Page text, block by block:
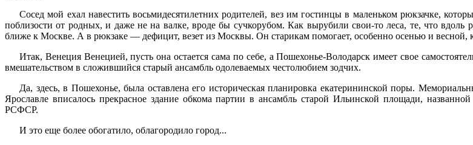
Сосед мой ехал навестить восьмидесятилетних родителей, вез им гостинцы в маленьком рюкзачке,
поблизости от родных, и даже не на валке, вроде бы сучкорубом. Как вырубили свои-то леса, те, что вдоль
ближе к Москве. А в рюкзаке — дефицит, везет из Москвы. Он старикам помогает, особенно осенью и весной,
Итак, Венеция Венецией, пусть она остается сама по себе, а Пошехонье-Володарск имеет свое
вмешательством в сложившийся старый ансамбль одолеваемых честолюбием зодчих.
Да, здесь, в Пошехонье, была оставлена его историческая планировка екатерининской поры.
Ярославле вписалось прекрасное здание обкома партии в ансамбль старой Ильинской площади,
РСФСР.
И это еще более обогатило, облагородило город...